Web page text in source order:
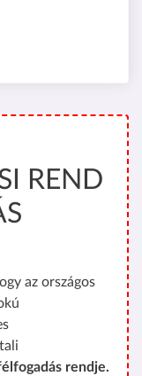
REND
az országos
rendje.